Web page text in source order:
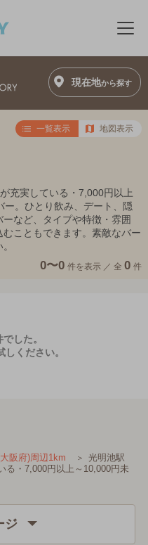
メ
現在地から探す
一覧表示 地図表示
充実している・7,000円以上
ー。ひとり飲み、デート、隠
など、タイプや特徴・雰囲
こともできます。素敵なバー
0〜0 件を表示 ／ 全 0 件
した。
ください。
阪府)周辺1km
光明池駅
る・7,000円以上～10,000円未
ジ